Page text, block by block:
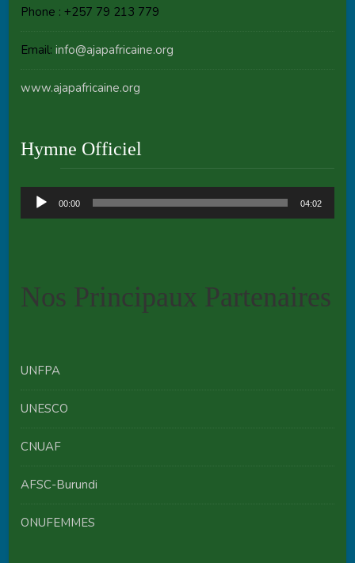
Phone : +257 79 213 779
Email:info@ajapafricaine.org
www.ajapafricaine.org
Hymne Officiel
Audio
Player
00:00 04:02
Nos Principaux Partenaires
UNFPA
UNESCO
CNUAF
AFSC-Burundi
ONUFEMMES